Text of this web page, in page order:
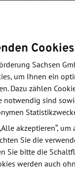
werden.
umfasst:
an das
Cookies
Sachsen
um Ihnen ein
Dazu zählen
notwendig sind
akzeptieren“, um
Sie die
Sie bitte die
werden auch